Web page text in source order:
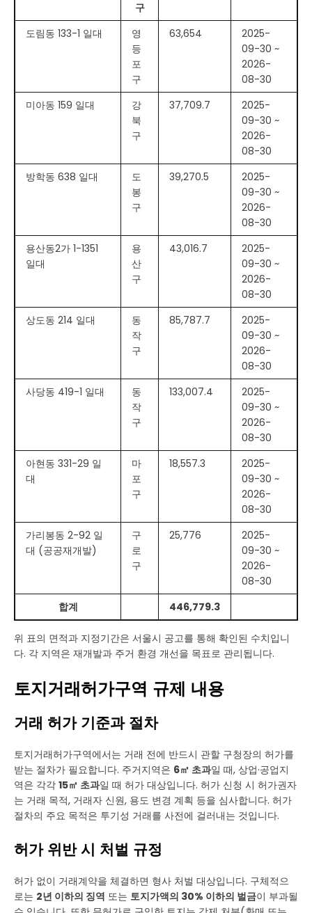
구
도림동 133-1 일대
영
등
포
구
63,654
2025-
09-30 ~
2026-
08-30
미아동 159 일대
강
북
구
37,709.7
2025-
09-30 ~
2026-
08-30
방학동 638 일대
도
봉
구
39,270.5
2025-
09-30 ~
2026-
08-30
용산동2가 1-1351
일대
용
산
구
43,016.7
2025-
09-30 ~
2026-
08-30
상도동 214 일대
동
작
구
85,787.7
2025-
09-30 ~
2026-
08-30
사당동 419-1 일대
동
작
구
133,007.4
2025-
09-30 ~
2026-
08-30
아현동 331-29 일
대
마
포
구
18,557.3
2025-
09-30 ~
2026-
08-30
가리봉동 2-92 일
대 (공공재개발)
구
로
구
25,776
2025-
09-30 ~
2026-
08-30
합계
446,779.3
위 표의 면적과 지정기간은 서울시 공고를 통해 확인된 수치입니
다. 각 지역은 재개발과 주거 환경 개선을 목표로 관리됩니다.
토지거래허가구역 규제 내용
거래 허가 기준과 절차
토지거래허가구역에서는 거래 전에 반드시 관할 구청장의 허가를
받는 절차가 필요합니다. 주거지역은 6㎡ 초과일 때, 상업·공업지
역은 각각 15㎡ 초과일 때 허가 대상입니다. 허가 신청 시 허가권자
는 거래 목적, 거래자 신원, 용도 변경 계획 등을 심사합니다. 허가
절차의 주요 목적은 투기성 거래를 사전에 걸러내는 것입니다.
허가 위반 시 처벌 규정
허가 없이 거래계약을 체결하면 형사 처벌 대상입니다. 구체적으
로는 2년 이하의 징역 또는 토지가액의 30% 이하의 벌금이 부과될